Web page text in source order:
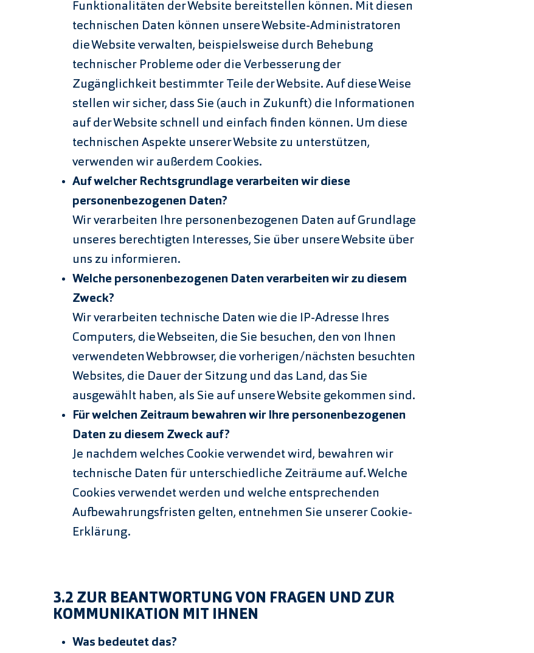
Funktionalitäten der Website bereitstellen können. Mit diesen
technischen Daten können unsere Website-Administratoren
die Website verwalten, beispielsweise durch Behebung
technischer Probleme oder die Verbesserung der
Zugänglichkeit bestimmter Teile der Website. Auf diese Weise
stellen wir sicher, dass Sie (auch in Zukunft) die Informationen
auf der Website schnell und einfach finden können. Um diese
technischen Aspekte unserer Website zu unterstützen,
verwenden wir außerdem Cookies.
Auf welcher Rechtsgrundlage verarbeiten wir diese
personenbezogenen Daten?
Wir verarbeiten Ihre personenbezogenen Daten auf Grundlage
unseres berechtigten Interesses, Sie über unsere Website über
uns zu informieren.
Welche personenbezogenen Daten verarbeiten wir zu diesem
Zweck?
Wir verarbeiten technische Daten wie die IP-Adresse Ihres
Computers, die Webseiten, die Sie besuchen, den von Ihnen
verwendeten Webbrowser, die vorherigen/nächsten besuchten
Websites, die Dauer der Sitzung und das Land, das Sie
ausgewählt haben, als Sie auf unsere Website gekommen sind.
Für welchen Zeitraum bewahren wir Ihre personenbezogenen
Daten zu diesem Zweck auf?
Je nachdem welches Cookie verwendet wird, bewahren wir
technische Daten für unterschiedliche Zeiträume auf. Welche
Cookies verwendet werden und welche entsprechenden
Aufbewahrungsfristen gelten, entnehmen Sie unserer Cookie-
Erklärung.
3.2 ZUR BEANTWORTUNG VON FRAGEN UND ZUR
KOMMUNIKATION MIT IHNEN
Was bedeutet das?